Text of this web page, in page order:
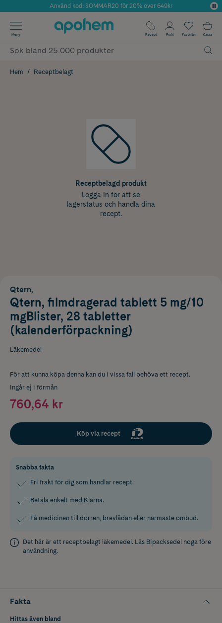
Använd kod: SOMMAR20 för 20% över 649kr
✓ Fri frakt
✓ Poäng på alla köp*
Meny Recept Profil Favoriter Kassa
Hem Receptbelagt
Receptbelagd produkt
Logga in för att se
lagerstatus och handla dina
recept.
Qtern,
Qtern, filmdragerad tablett 5 mg/10
mgBlister, 28 tabletter
(kalenderförpackning)
Läkemedel
För att kunna köpa denna kan du i vissa fall behöva ett recept.
Ingår ej i förmån
760,64 kr
Köp via recept
Snabba fakta
Fri frakt för dig som handlar recept.
Betala enkelt med Klarna.
Få medicinen till dörren, brevlådan eller närmaste ombud.
Det här är ett receptbelagt läkemedel. Läs Bipacksedel noga före
användning.
Fakta
Hittas även bland